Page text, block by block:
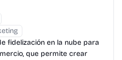
fidelización en la nube para
que permite crear